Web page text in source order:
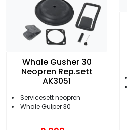
Whale Gusher 30
Neopren Rep.sett
AK3051
Servicesett neopren
Whale Gulper 30